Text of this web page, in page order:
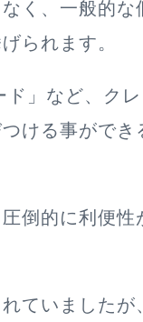
く、一般的な
られます。
ド」など、ク
ける事ができ
倒的に利便
ていましたが